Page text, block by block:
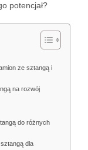
potencjał?
ze sztangą i
na rozwój
do różnych
dla